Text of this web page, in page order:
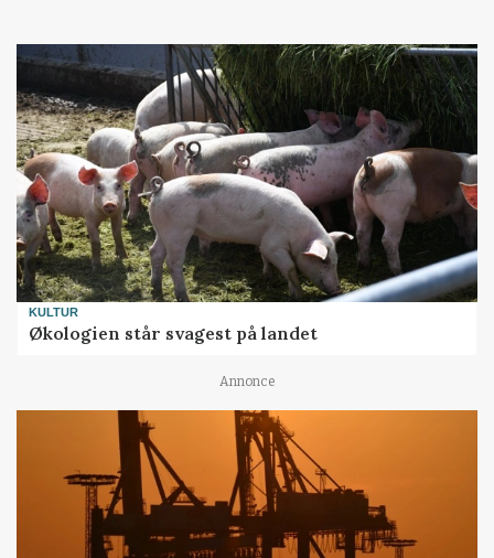
KULTUR
Økologien står svagest på landet
Annonce